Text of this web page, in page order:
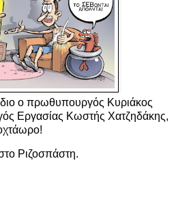
ο πρωθυπουργός Κυριάκος
Εργασίας Κωστής Χατζηδάκης,
Ριζοσπάστη.